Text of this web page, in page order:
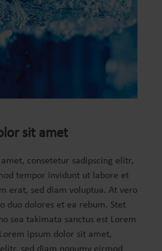
sit amet
consetetur sadipscing elitr,
tempor invidunt ut labore et
erat, sed diam voluptua. At vero
duo dolores et ea rebum. Stet
sea takimata sanctus est Lorem
ipsum dolor sit amet,